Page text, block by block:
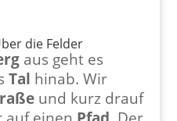
die Felder
aus geht es
Tal hinab. Wir
und kurz drauf